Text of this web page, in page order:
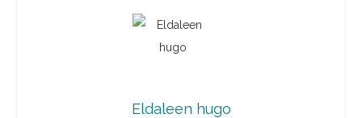
Eldaleen hugo